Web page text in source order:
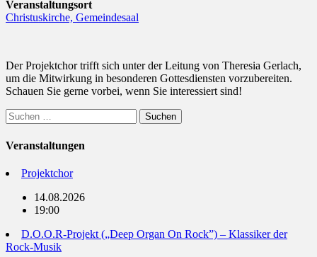
Veranstaltungsort
Christuskirche, Gemeindesaal
Der Projektchor trifft sich unter der Leitung von Theresia Gerlach,
um die Mitwirkung in besonderen Gottesdiensten vorzubereiten.
Schauen Sie gerne vorbei, wenn Sie interessiert sind!
Suchen
nach:
Veranstaltungen
Projektchor
14.08.2026
19:00
D.O.O.R-Projekt („Deep Organ On Rock”) – Klassiker der
Rock-Musik